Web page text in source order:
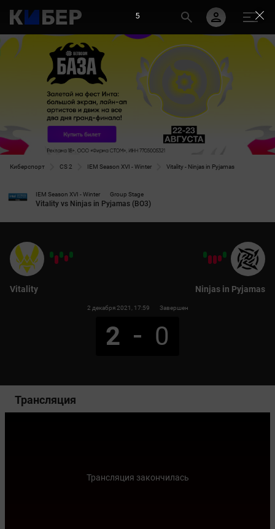
Киберспорт CS 2 IEM Season XVI - Winter Vitality - Ninjas in Pyjamas
IEM Season XVI - Winter Group Stage
Vitality vs Ninjas in Pyjamas (BO3)
Vitality
2 декабря 2021 , 17:59 Завершен
2 0
Ninjas in Pyjamas
Трансляция
Трансляция закончилась
5